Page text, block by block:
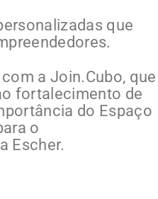
que
a Join.Cubo, que
fortalecimento de
do Espaço
o
Escher.